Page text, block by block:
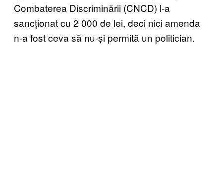
Combaterea Discriminării (CNCD) l-a
sancționat cu 2 000 de lei, deci nici amenda
n-a fost ceva să nu-și permită un politician.